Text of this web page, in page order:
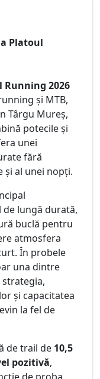
Platoul
Running 2026
și MTB,
Târgu Mureș,
potecile și
unei
fără
și al unei nopți.
lungă durată,
buclă pentru
atmosfera
În probele
una dintre
și capacitatea
la fel de
de trail de 10,5
pozitivă,